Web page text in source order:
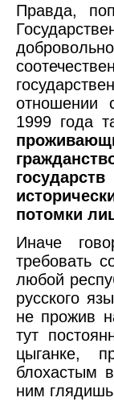
Правда,
отношении
1999 года
потомки
Иначе
требовать
любой
русского
не прожив
тут
цыганке,
блохастым
ним